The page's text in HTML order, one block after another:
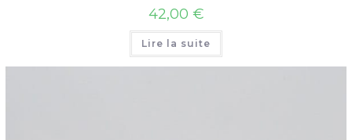
42,00 €
Lire la suite